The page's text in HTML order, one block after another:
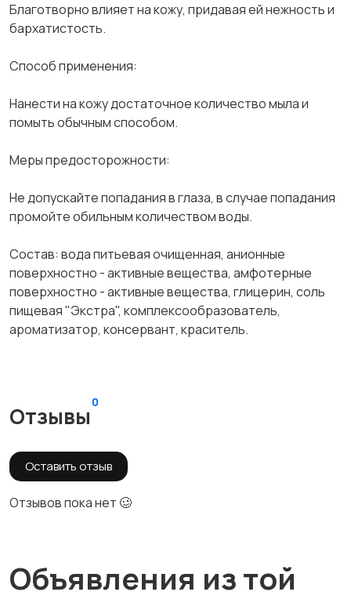
Благотворно влияет на кожу, придавая ей нежность и
бархатистость.
Способ применения:
Нанести на кожу достаточное количество мыла и
помыть обычным способом.
Меры предосторожности:
Не допускайте попадания в глаза, в случае попадания
промойте обильным количеством воды.
Состав: вода питьевая очищенная, анионные
поверхностно - активные вещества, амфотерные
поверхностно - активные вещества, глицерин, соль
пищевая "Экстра", комплексообразователь,
ароматизатор, консервант, краситель.
Отзывы
0
Оставить отзыв
Отзывов пока нет 🥴
Объявления из той